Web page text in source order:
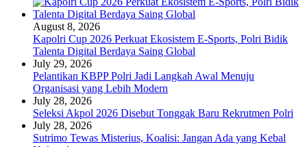
August 8, 2026
Kapolri Cup 2026 Perkuat Ekosistem E-Sports, Polri Bidik
Talenta Digital Berdaya Saing Global
July 29, 2026
Pelantikan KBPP Polri Jadi Langkah Awal Menuju
Organisasi yang Lebih Modern
July 28, 2026
Seleksi Akpol 2026 Disebut Tonggak Baru Rekrutmen Polri
July 28, 2026
Sutrimo Tewas Misterius, Koalisi: Jangan Ada yang Kebal